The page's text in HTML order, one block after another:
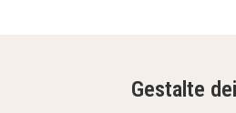
Bademantel
Gestalte